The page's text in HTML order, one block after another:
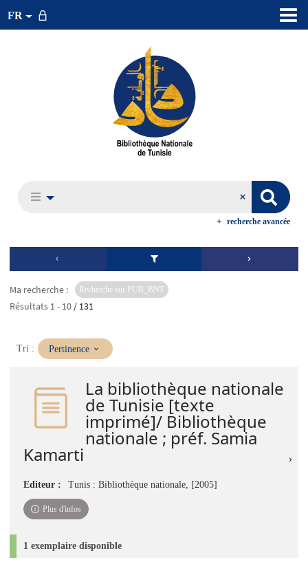
FR
recherche avancée
Ma recherche : Recherche sur PUB_BNT
Résultats 1 - 10 / 131
Tri : (Mise
immédiate)
Pertinence
La bibliothèque nationale
de Tunisie [texte
imprimé]/ Bibliothèque
nationale ; préf. Samia
Kamarti
Editeur : Tunis : Bibliothèque nationale, [2005]
Plus d'infos
1 exemplaire disponible